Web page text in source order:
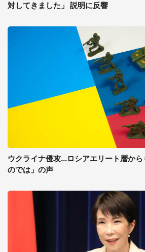
対してきました」 説明に反響
ウクライナ侵攻...ロシアエリート層か
のでは」の声